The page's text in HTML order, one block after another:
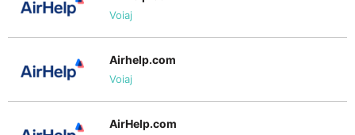
Voiaj
Airhelp.com
Voiaj
AirHelp.com